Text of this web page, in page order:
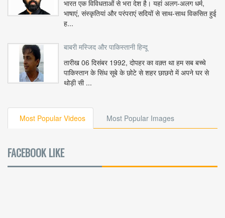
भारत एक विविधताओं से भरा देश है। यहां अलग-अलग धर्म,
भाषाएं, संस्कृतियां और परंपराएं सदियों से साथ-साथ विकसित हुई
ह...
बाबरी मस्जिद और पाकिस्तानी हिन्दू
तारीख 06 दिसंबर 1992, दोपहर का वक़्त था हम सब बच्चे
पाकिस्तान के सिंध सूबे के छोटे से शहर छाछरो में अपने घर से
थोड़ी सी ...
Most Popular Videos Most Popular Images
FACEBOOK LIKE